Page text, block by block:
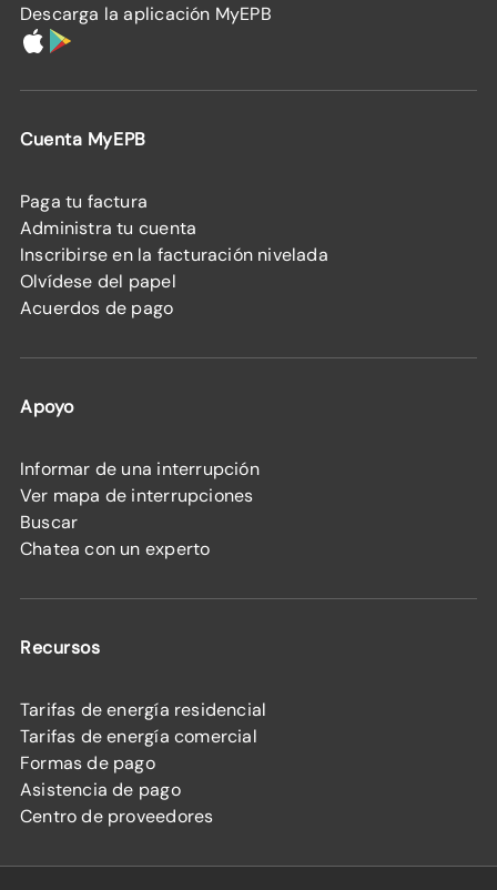
Descarga la aplicación MyEPB
Cuenta MyEPB
Paga tu factura
Administra tu cuenta
Inscribirse en la facturación nivelada
Olvídese del papel
Acuerdos de pago
Apoyo
Informar de una interrupción
Ver mapa de interrupciones
Buscar
Chatea con un experto
Recursos
Tarifas de energía residencial
Tarifas de energía comercial
Formas de pago
Asistencia de pago
Centro de proveedores